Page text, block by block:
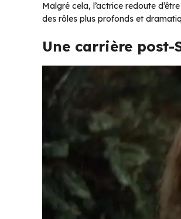
Malgré cela, l’actrice redoute
des rôles plus profonds et
Une carrière post-